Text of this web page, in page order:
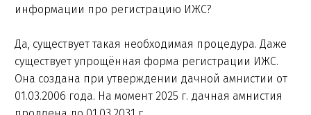
информации про регистрацию ИЖС?
Да, существует такая необходимая процедура. Даже
существует упрощённая форма регистрации ИЖС.
Она создана при утверждении дачной амнистии от
01.03.2006 года. На момент 2025 г. дачная амнистия